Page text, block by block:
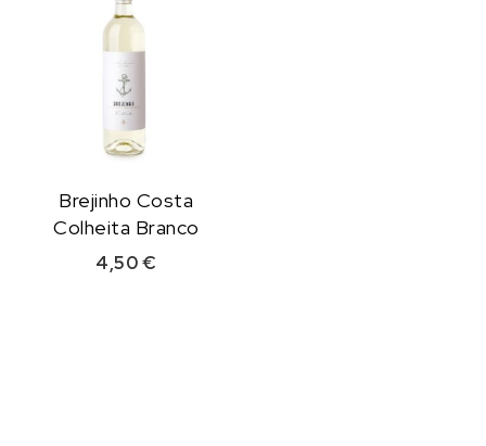
Brejinho Costa
Colheita Branco
4,50€